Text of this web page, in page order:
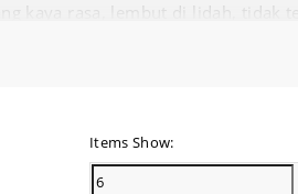
kaya rasa, lembut di lidah, tidak
Aeropress lebih cepat dalam
Items Show: